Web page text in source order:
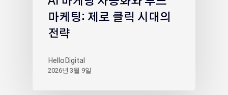
마케팅: 제로 클릭 시대의
전략
HelloDigital
2026년 3월 9일